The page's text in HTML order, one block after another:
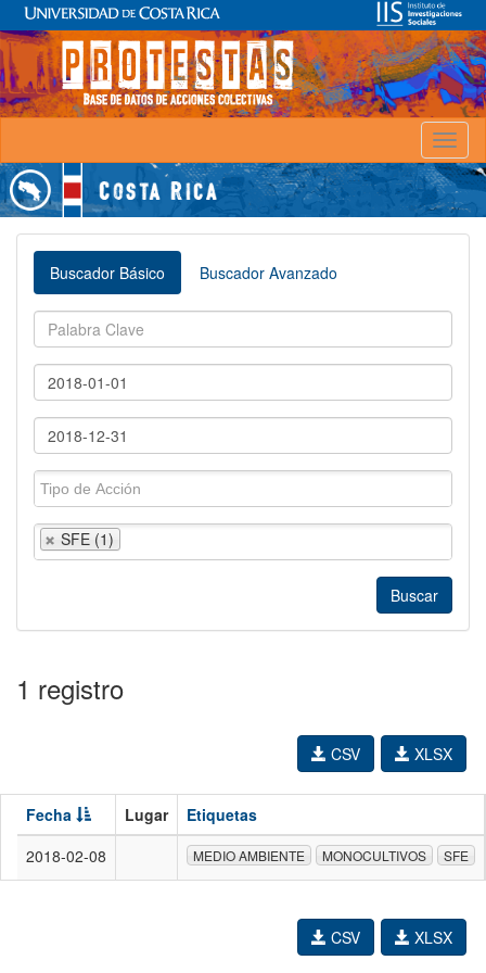
Buscador Básico Buscador Avanzado
SFE (1)
1 registro
XLSX
CSV
Fecha Lugar
Etiquetas
2018-02-08
MEDIO AMBIENTE MONOCULTIVOS SFE
XLSX
CSV